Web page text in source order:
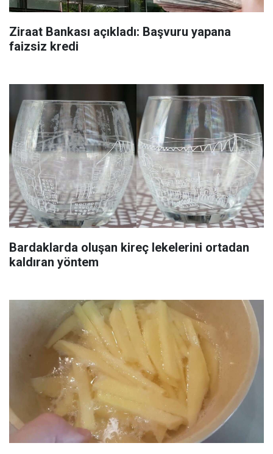
Ziraat Bankası açıkladı: Başvuru yapana
faizsiz kredi
Bardaklarda oluşan kireç lekelerini ortadan
kaldıran yöntem